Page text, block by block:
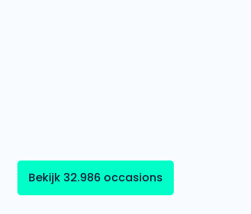
Bekijk 32.986 occasions